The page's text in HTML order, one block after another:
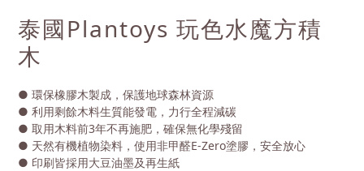
泰國Plantoys 玩色水魔方積
木
● 環保橡膠木製成，保護地球森林資源
● 利用剩餘木料生質能發電，力行全程減碳
● 取用木料前3年不再施肥，確保無化學殘留
● 天然有機植物染料，使用非甲醛E-Zero塗膠，安全放心
● 印刷皆採用大豆油墨及再生紙